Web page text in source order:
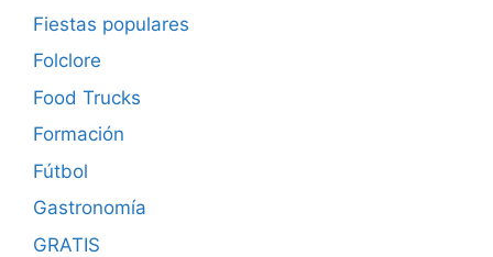
Fiestas populares
Folclore
Food Trucks
Formación
Fútbol
Gastronomía
GRATIS